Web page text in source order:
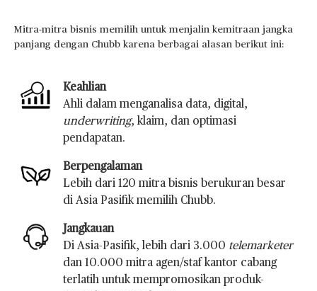
Mitra-mitra bisnis memilih untuk menjalin kemitraan jangka
panjang dengan Chubb karena berbagai alasan berikut ini:
Keahlian
Ahli dalam menganalisa data, digital,
underwriting, klaim, dan optimasi
pendapatan.
Berpengalaman
Lebih dari 120 mitra bisnis berukuran besar
di Asia Pasifik memilih Chubb.
Jangkauan
Di Asia-Pasifik, lebih dari 3.000 telemarketer
dan 10.000 mitra agen/staf kantor cabang
terlatih untuk mempromosikan produk-